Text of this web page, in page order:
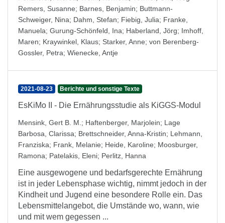
Remers, Susanne; Barnes, Benjamin; Buttmann-
Schweiger, Nina; Dahm, Stefan; Fiebig, Julia; Franke,
Manuela; Gurung-Schönfeld, Ina; Haberland, Jörg; Imhoff,
Maren; Kraywinkel, Klaus; Starker, Anne; von Berenberg-
Gossler, Petra; Wienecke, Antje
2021-08-23 Berichte und sonstige Texte
EsKiMo II - Die Ernährungsstudie als KiGGS-Modul
Mensink, Gert B. M. ; Haftenberger, Marjolein; Lage
Barbosa, Clarissa; Brettschneider, Anna-Kristin; Lehmann,
Franziska; Frank, Melanie; Heide, Karoline; Moosburger,
Ramona; Patelakis, Eleni; Perlitz, Hanna
Eine ausgewogene und bedarfsgerechte Ernährung
ist in jeder Lebensphase wichtig, nimmt jedoch in der
Kindheit und Jugend eine besondere Rolle ein. Das
Lebensmittelangebot, die Umstände wo, wann, wie
und mit wem gegessen ...